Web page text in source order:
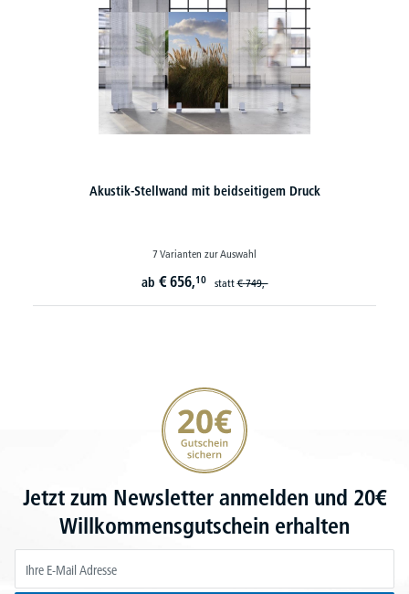
Akustik-Stellwand mit beidseitigem Druck
7 Varianten zur Auswahl
ab € 656,10 statt€ 749,-
20€ Gutschein sichern
Jetzt zum Newsletter anmelden und 20€
Willkommensgutschein erhalten